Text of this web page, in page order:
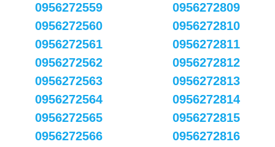
0956272559
0956272560
0956272561
0956272562
0956272563
0956272564
0956272565
0956272566
0956272809
0956272810
0956272811
0956272812
0956272813
0956272814
0956272815
0956272816